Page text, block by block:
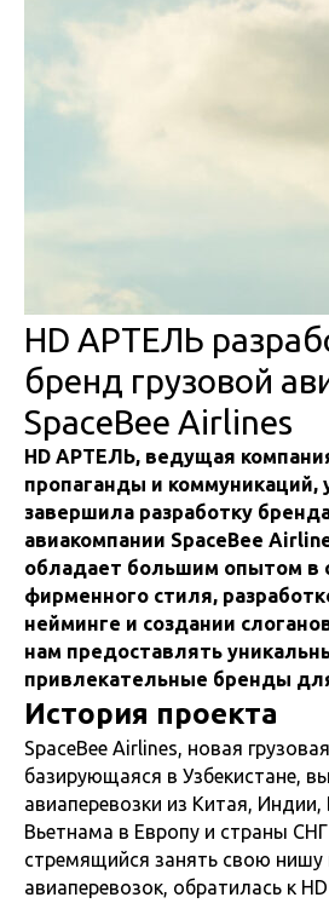
HD АРТЕЛЬ
бренд грузовой
SpaceBee Airlines
HD АРТЕЛЬ, ведущая
пропаганды и коммуникаций,
завершила разработку
авиакомпании SpaceBee
обладает большим опытом в
фирменного стиля,
нейминге и создании
нам предоставлять
привлекательные бренды
История проекта
SpaceBee Airlines, новая
базирующаяся в Узбекистане,
авиаперевозки из Китая,
Вьетнама в Европу и страны
стремящийся занять свою нишу
авиаперевозок, обратилась к